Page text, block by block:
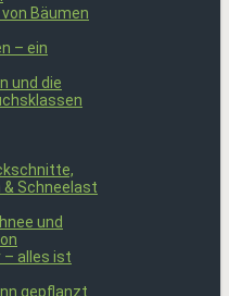
Bäumen
– ein
und die
Schneelast
und
– alles ist
gepflanzt